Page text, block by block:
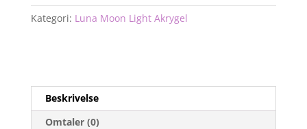
antall
Kategori: Luna Moon Light Akrygel
Beskrivelse
Omtaler (0)